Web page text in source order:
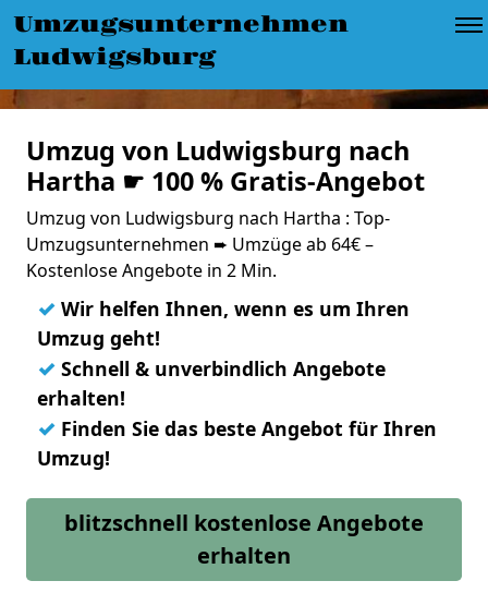
Umzugsunternehmen
Ludwigsburg
Umzug von Ludwigsburg nach
Hartha ☛ 100 % Gratis-Angebot
Umzug von Ludwigsburg nach Hartha : Top-
Umzugsunternehmen ➨ Umzüge ab 64€ –
Kostenlose Angebote in 2 Min.
✓ Wir helfen Ihnen, wenn es um Ihren
Umzug geht!
✓ Schnell & unverbindlich Angebote
erhalten!
✓ Finden Sie das beste Angebot für Ihren
Umzug!
blitzschnell kostenlose Angebote
erhalten